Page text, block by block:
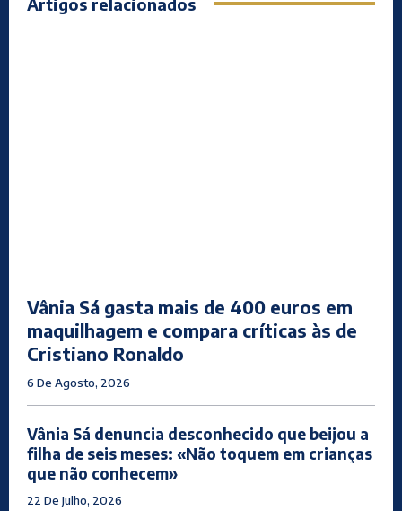
Vânia Sá gasta mais de 400 euros em
maquilhagem e compara críticas às de
Cristiano Ronaldo
6 De Agosto, 2026
Vânia Sá denuncia desconhecido que beijou a
filha de seis meses: «Não toquem em crianças
que não conhecem»
22 De Julho, 2026